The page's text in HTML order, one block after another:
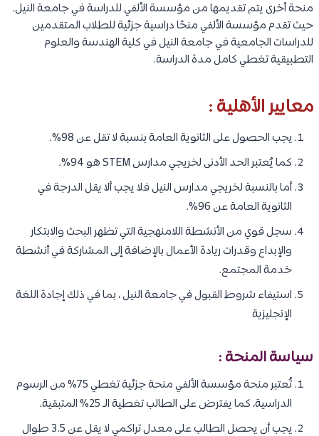
منحة أخرى يتم تقديمها من مؤسسة الألفي للدراسة في جامعة النيل.
حيث تقدم مؤسسة الألفي منحًا دراسية جزئية للطلاب المتقدمين
للدراسات الجامعية في جامعة النيل في كلية الهندسة والعلوم
التطبيقية تغطي كامل مدة الدراسة.
معايير الأهلية :
يجب الحصول على الثانوية العامة بنسبة لا تقل عن 98%.
كما يُعتبر الحد الأدنى لخريجي مدارس STEM هو 94%.
أما بالنسبة لخريجي مدارس النيل فلا يجب ألا يقل الدرجة في
الثانوية العامة عن 96%.
سجل قوي من الأنشطة اللامنهجية التي تظهر البحث والابتكار
والإبداع وقدرات ريادة الأعمال بالإضافة إلى المشاركة في أنشطة
خدمة المجتمع.
استيفاء شروط القبول في جامعة النيل ، بما في ذلك إجادة اللغة
الإنجليزية
سياسة المنحة :
تُعتبر منحة مؤسسة الألفي منحة جزئية تغطي 75% من الرسوم
الدراسية، كما يفترض على الطالب تغطية الـ 25% المتبقية.
يجب أن يحصل الطالب على معدل تراكمي لا يقل عن 3.5 طوال